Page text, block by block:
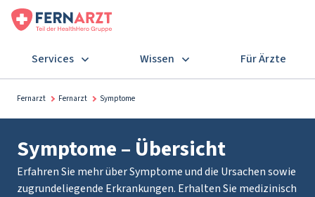
Services Wissen Für Ärzte
Fernarzt Fernarzt Symptome
Symptome – Übersicht
Erfahren Sie mehr über Symptome und die Ursachen sowie
zugrundeliegende Erkrankungen. Erhalten Sie medizinisch